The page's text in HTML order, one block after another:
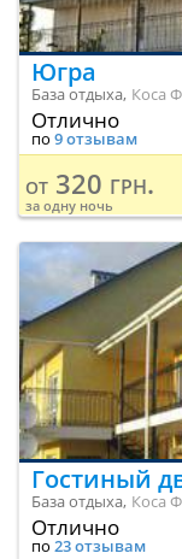
Югра
База отдыха, Коса
Отлично
по 9 отзывам
от 320 грн.
за одну ночь
Гостиный
База отдыха, Коса
Отлично
по 23 отзывам